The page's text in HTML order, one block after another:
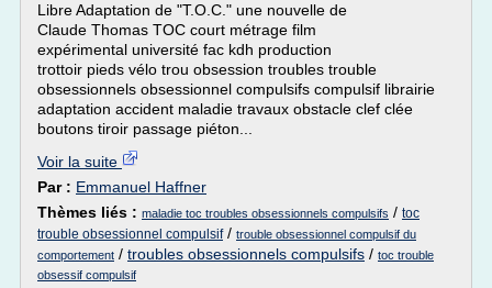
Libre Adaptation de "T.O.C." une nouvelle de
Claude Thomas TOC court métrage film
expérimental université fac kdh production
trottoir pieds vélo trou obsession troubles trouble
obsessionnels obsessionnel compulsifs compulsif librairie
adaptation accident maladie travaux obstacle clef clée
boutons tiroir passage piéton...
Voir la suite
Par : Emmanuel Haffner
Thèmes liés : maladie toc troubles obsessionnels compulsifs / toc
trouble obsessionnel compulsif/ trouble obsessionnel compulsif du
comportement / troubles obsessionnels compulsifs / toc trouble
obsessif compulsif